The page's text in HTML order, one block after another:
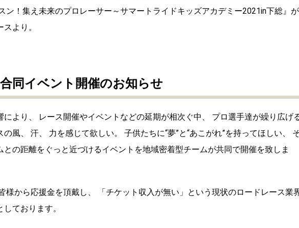
ン！集え未来のプロレーサー～サマートライドキッズアカデミー2021in下総』が
より。
同イベント開催のお知らせ
より、 レース開催やイベントなどの延期が相次ぐ中、 プロ選手達が繰り広げ
風、 汗、 力を感じて欲しい。 子供たちに“夢”と“あこがれ”を持ってほしい、
の距離をぐっと近づけるイベントを地域密着型チームが共同で開催を致しま
様から応援金を頂戴し、 「チケット収入が無い」という現状のロードレース業
ております。